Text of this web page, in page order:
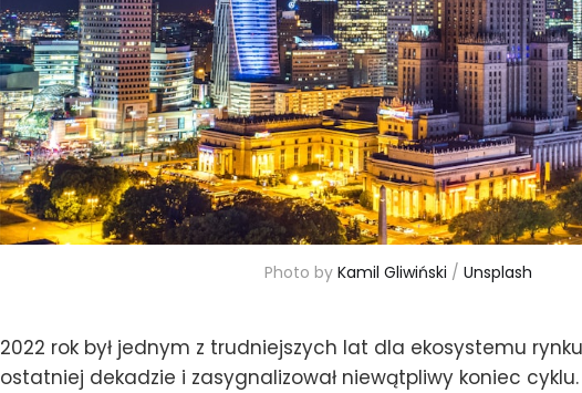
Photo by Kamil Gliwiński / Unsplash
2022 rok był jednym z trudniejszych lat dla ekosystemu
ostatniej dekadzie i zasygnalizował niewątpliwy koniec